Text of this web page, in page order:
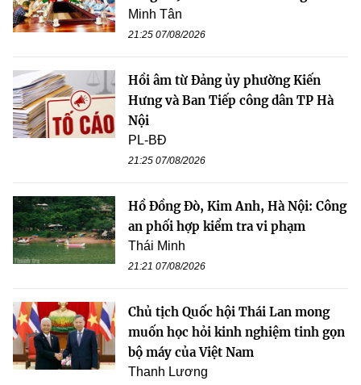
Minh Tân
21:25 07/08/2026
Hồi âm từ Đảng ủy phường Kiến
Hưng và Ban Tiếp công dân TP Hà
Nội
PL-BĐ
21:25 07/08/2026
Hồ Đồng Đò, Kim Anh, Hà Nội: Công
an phối hợp kiểm tra vi phạm
Thái Minh
21:21 07/08/2026
Chủ tịch Quốc hội Thái Lan mong
muốn học hỏi kinh nghiệm tinh gọn
bộ máy của Việt Nam
Thanh Lương